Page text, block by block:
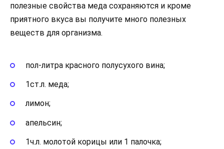
полезные свойства меда сохраняются и кроме
приятного вкуса вы получите много полезных
веществ для организма.
пол-литра красного полусухого вина;
1ст.л. меда;
лимон;
апельсин;
1ч.л. молотой корицы или 1 палочка;